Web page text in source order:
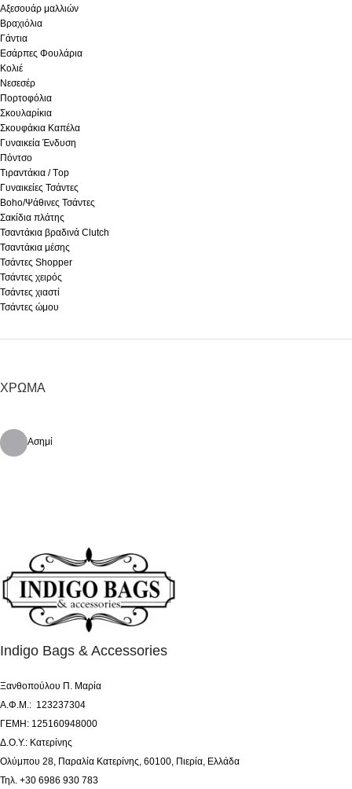
Αξεσουάρ μαλλιών
Βραχιόλια
Γάντια
Εσάρπες Φουλάρια
Κολιέ
Νεσεσέρ
Πορτοφόλια
Σκουλαρίκια
Σκουφάκια Καπέλα
Γυναικεία Ένδυση
Πόντσο
Τιραντάκια / Τop
Γυναικείες Τσάντες
Boho/Ψάθινες Τσάντες
Σακίδια πλάτης
Τσαντάκια βραδινά Clutch
Τσαντάκια μέσης
Τσάντες Shopper
Τσάντες χειρός
Τσάντες χιαστί
Τσάντες ώμου
ΧΡΏΜΑ
Ασημί
Indigo Bags & Accessories
Ξανθοπούλου Π. Μαρία
Α.Φ.Μ.: 123237304
ΓΕΜΗ: 125160948000
Δ.Ο.Υ.: Κατερίνης
Ολύμπου 28, Παραλία Κατερίνης, 60100, Πιερία, Ελλάδα
Τηλ. +30 6986 930 783